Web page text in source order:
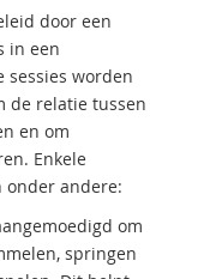
door een
in een
worden
de relatie tussen
en om
Enkele
onder andere:
om
springen